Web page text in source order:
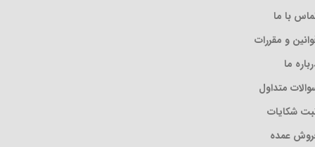
با ما
و مقررات
ما
متداول
شکایات
عمده